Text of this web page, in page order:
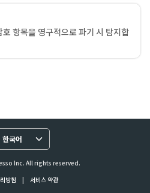
항목을 영구적으로 파기 시 탐지합
한국어
Inc. All rights reserved.
방침
| 서비스 약관